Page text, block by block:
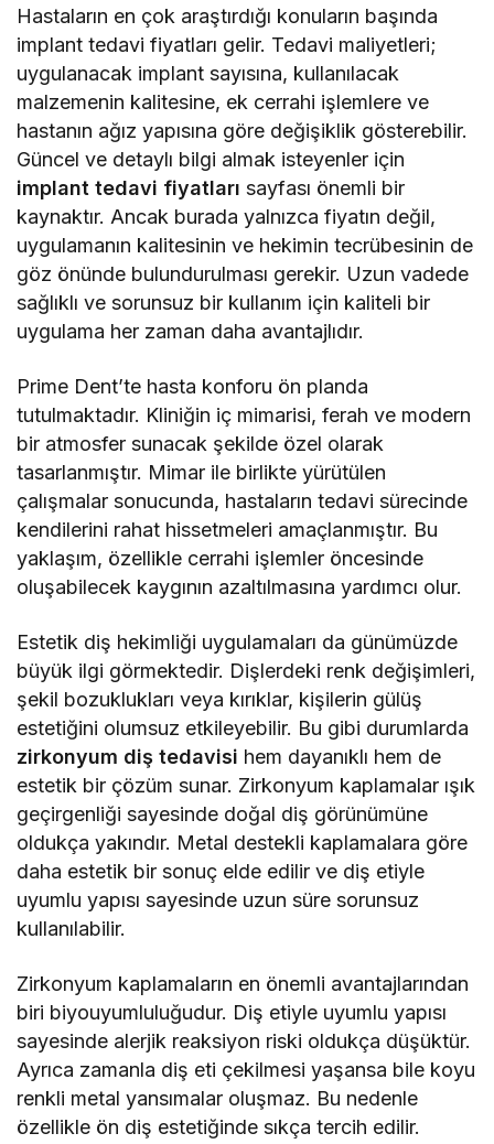
Hastaların en çok araştırdığı konuların başında
implant tedavi fiyatları gelir. Tedavi maliyetleri;
uygulanacak implant sayısına, kullanılacak
malzemenin kalitesine, ek cerrahi işlemlere ve
hastanın ağız yapısına göre değişiklik gösterebilir.
Güncel ve detaylı bilgi almak isteyenler için
implant tedavi fiyatları sayfası önemli bir
kaynaktır. Ancak burada yalnızca fiyatın değil,
uygulamanın kalitesinin ve hekimin tecrübesinin de
göz önünde bulundurulması gerekir. Uzun vadede
sağlıklı ve sorunsuz bir kullanım için kaliteli bir
uygulama her zaman daha avantajlıdır.
Prime Dent’te hasta konforu ön planda
tutulmaktadır. Kliniğin iç mimarisi, ferah ve modern
bir atmosfer sunacak şekilde özel olarak
tasarlanmıştır. Mimar ile birlikte yürütülen
çalışmalar sonucunda, hastaların tedavi sürecinde
kendilerini rahat hissetmeleri amaçlanmıştır. Bu
yaklaşım, özellikle cerrahi işlemler öncesinde
oluşabilecek kaygının azaltılmasına yardımcı olur.
Estetik diş hekimliği uygulamaları da günümüzde
büyük ilgi görmektedir. Dişlerdeki renk değişimleri,
şekil bozuklukları veya kırıklar, kişilerin gülüş
estetiğini olumsuz etkileyebilir. Bu gibi durumlarda
zirkonyum diş tedavisi hem dayanıklı hem de
estetik bir çözüm sunar. Zirkonyum kaplamalar ışık
geçirgenliği sayesinde doğal diş görünümüne
oldukça yakındır. Metal destekli kaplamalara göre
daha estetik bir sonuç elde edilir ve diş etiyle
uyumlu yapısı sayesinde uzun süre sorunsuz
kullanılabilir.
Zirkonyum kaplamaların en önemli avantajlarından
biri biyouyumluluğudur. Diş etiyle uyumlu yapısı
sayesinde alerjik reaksiyon riski oldukça düşüktür.
Ayrıca zamanla diş eti çekilmesi yaşansa bile koyu
renkli metal yansımalar oluşmaz. Bu nedenle
özellikle ön diş estetiğinde sıkça tercih edilir.